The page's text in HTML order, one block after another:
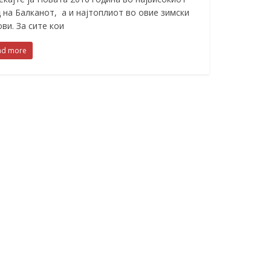
на Балканот, а и најтоплиот во овие зимски
За сите кои
more